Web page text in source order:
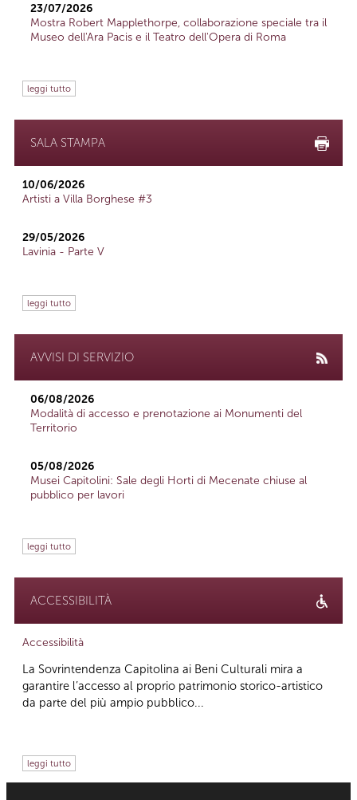
23/07/2026
Mostra Robert Mapplethorpe, collaborazione speciale tra il
Museo dell'Ara Pacis e il Teatro dell'Opera di Roma
leggi tutto
SALA STAMPA
10/06/2026
Artisti a Villa Borghese #3
29/05/2026
Lavinia - Parte V
leggi tutto
AVVISI DI SERVIZIO
06/08/2026
Modalità di accesso e prenotazione ai Monumenti del
Territorio
05/08/2026
Musei Capitolini: Sale degli Horti di Mecenate chiuse al
pubblico per lavori
leggi tutto
ACCESSIBILITÀ
Accessibilità
La Sovrintendenza Capitolina ai Beni Culturali mira a
garantire l’accesso al proprio patrimonio storico-artistico
da parte del più ampio pubblico...
leggi tutto